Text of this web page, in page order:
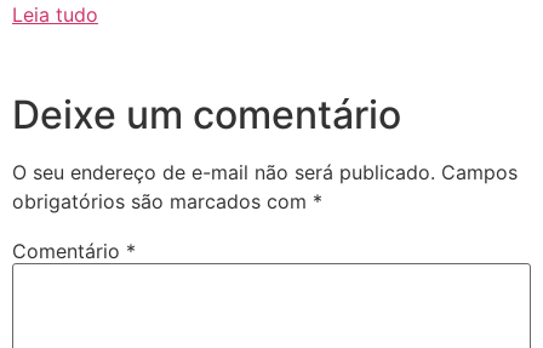
Leia tudo
Deixe um comentário
O seu endereço de e-mail não será publicado. Campos
obrigatórios são marcados com *
Comentário *